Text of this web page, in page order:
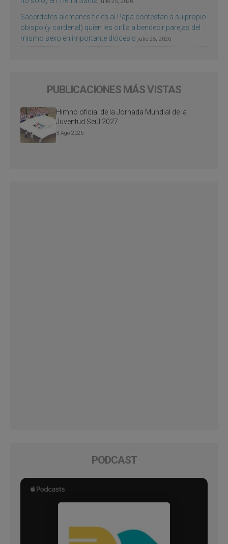
Sacerdotes alemanes fieles al Papa contestan a su propio
obispo (y cardenal) quien les orilla a bendecir parejas del
mismo sexo en importante diócesis julio 25, 2026
PUBLICACIONES MÁS VISTAS
Himno oficial de la Jornada Mundial de la
Juventud Seúl 2027
3 Ago 2026
PODCAST